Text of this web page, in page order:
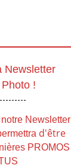
Newsletter
!
Newsletter
d'être
PROMOS